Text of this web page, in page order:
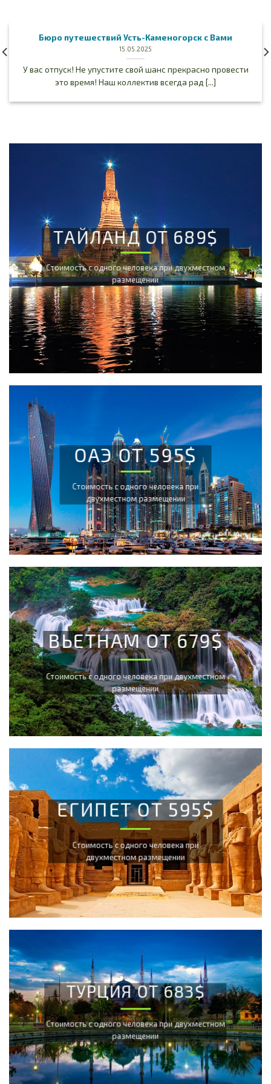
Бюро путешествий Усть-Каменогорск с Вами
15.05.2025
У вас отпуск! Не упустите свой шанс прекрасно провести
это время! Наш коллектив всегда рад [...]
ТАЙЛАНД ОТ 689$
Cтоимость с одного человека при двухместном
размещении
ОАЭ ОТ 595$
Cтоимость с одного человека при
двухместном размещении
ВЬЕТНАМ ОТ 679$
Cтоимость с одного человека при двухместном
размещении
ЕГИПЕТ ОТ 595$
Cтоимость с одного человека при
двухместном размещении
ТУРЦИЯ ОТ 683$
Cтоимость с одного человека при двухместном
размещении